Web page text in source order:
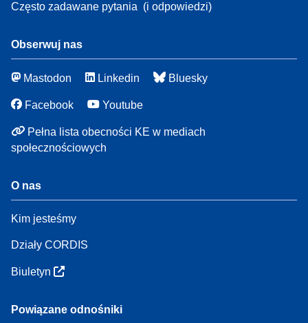
Często zadawane pytania (i odpowiedzi)
Obserwuj nas
Mastodon Linkedin Bluesky
Facebook Youtube
Pełna lista obecności KE w mediach
społecznościowych
O nas
Kim jesteśmy
Działy CORDIS
Biuletyn
Powiązane odnośniki